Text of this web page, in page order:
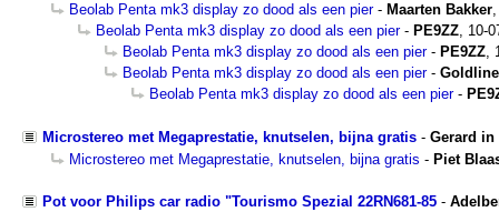
Beolab Penta mk3 display zo dood als een pier- Maarten Bakker
Beolab Penta mk3 display zo dood als een pier- PE9ZZ, 10-
Beolab Penta mk3 display zo dood als een pier- PE9ZZ,
Beolab Penta mk3 display zo dood als een pier- Goldline
Beolab Penta mk3 display zo dood als een pier-
Microstereo met Megaprestatie, knutselen, bijna gratis - Gerard in
Microstereo met Megaprestatie, knutselen, bijna gratis - Piet
Pot voor Philips car radio "Tourismo Spezial 22RN681-85 -